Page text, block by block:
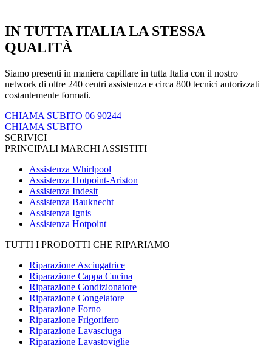
IN TUTTA ITALIA LA STESSA
QUALITÀ
Siamo presenti in maniera capillare in tutta Italia con il nostro
network di oltre 240 centri assistenza e circa 800 tecnici autorizzati
costantemente formati.
CHIAMA SUBITO 06 90244
CHIAMA SUBITO
SCRIVICI
PRINCIPALI MARCHI ASSISTITI
Assistenza Whirlpool
Assistenza Hotpoint-Ariston
Assistenza Indesit
Assistenza Bauknecht
Assistenza Ignis
Assistenza Hotpoint
TUTTI I PRODOTTI CHE RIPARIAMO
Riparazione Asciugatrice
Riparazione Cappa Cucina
Riparazione Condizionatore
Riparazione Congelatore
Riparazione Forno
Riparazione Frigorifero
Riparazione Lavasciuga
Riparazione Lavastoviglie